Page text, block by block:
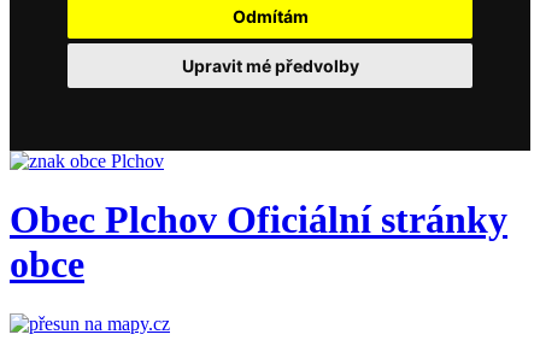
Odmítám
Upravit mé předvolby
Obec Plchov Oficiální stránky
obce